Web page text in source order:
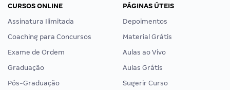
CURSOS ONLINE
Assinatura Ilimitada
Coaching para Concursos
Exame de Ordem
Graduação
Pós-Graduação
PÁGINAS ÚTEIS
Depoimentos
Material Grátis
Aulas ao Vivo
Aulas Grátis
Sugerir Curso